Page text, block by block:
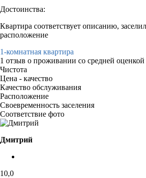
Достоинства:
Квартира соответствует описанию,
расположение
1-комнатная квартира
1 отзыв о проживании со средней оценкой
Чистота
Цена - качество
Качество обслуживания
Расположение
Своевременность заселения
Соответствие фото
Дмитрий
10,0